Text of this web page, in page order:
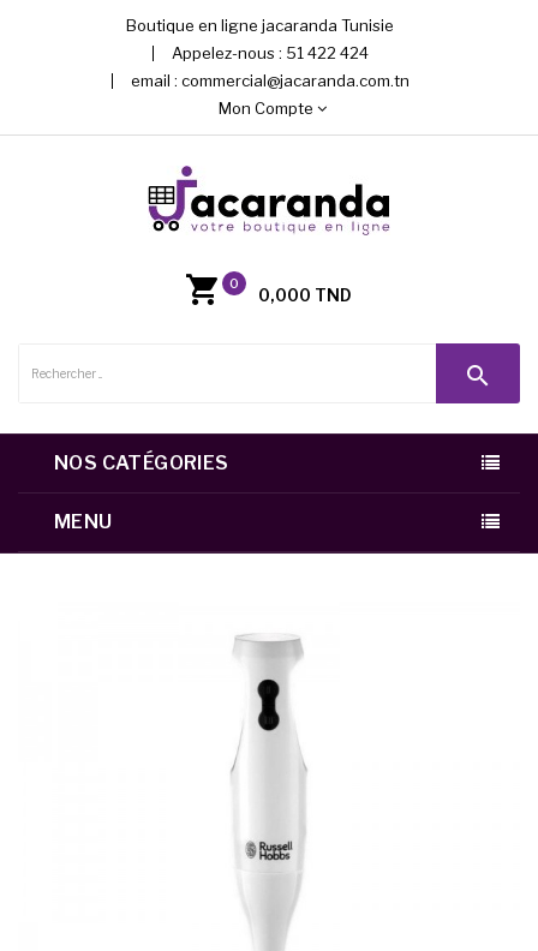
Boutique en ligne jacaranda Tunisie
Appelez-nous : 51 422 424
email : commercial@jacaranda.com.tn
Mon Compte
0
0,000 TND
search
NOS CATÉGORIES
MENU